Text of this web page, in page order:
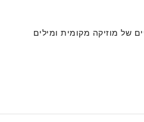
של מוזיקה מקומית ומילים